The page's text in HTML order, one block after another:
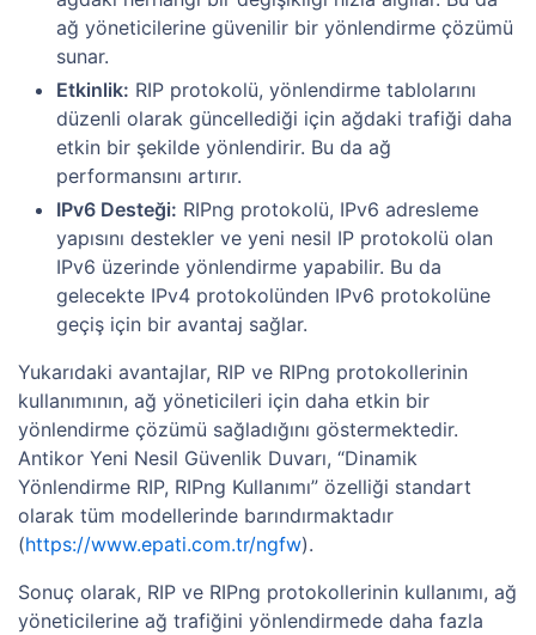
ağ yöneticilerine güvenilir bir yönlendirme çözümü
sunar.
Etkinlik: RIP protokolü, yönlendirme tablolarını
düzenli olarak güncellediği için ağdaki trafiği daha
etkin bir şekilde yönlendirir. Bu da ağ
performansını artırır.
IPv6 Desteği: RIPng protokolü, IPv6 adresleme
yapısını destekler ve yeni nesil IP protokolü olan
IPv6 üzerinde yönlendirme yapabilir. Bu da
gelecekte IPv4 protokolünden IPv6 protokolüne
geçiş için bir avantaj sağlar.
Yukarıdaki avantajlar, RIP ve RIPng protokollerinin
kullanımının, ağ yöneticileri için daha etkin bir
yönlendirme çözümü sağladığını göstermektedir.
Antikor Yeni Nesil Güvenlik Duvarı, “Dinamik
Yönlendirme RIP, RIPng Kullanımı” özelliği standart
olarak tüm modellerinde barındırmaktadır
(https://www.epati.com.tr/ngfw).
Sonuç olarak, RIP ve RIPng protokollerinin kullanımı, ağ
yöneticilerine ağ trafiğini yönlendirmede daha fazla